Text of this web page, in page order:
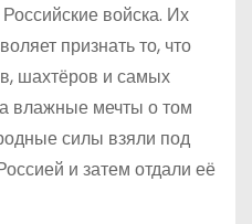
войска. Их
признать то, что
шахтёров и самых
влажные мечты о том
силы взяли под
и затем отдали её